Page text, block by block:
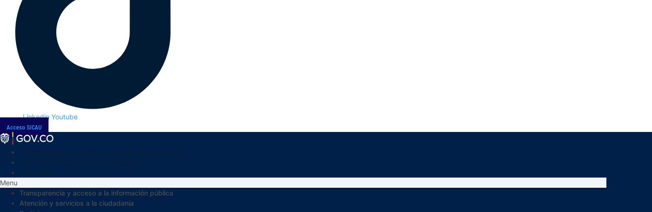
Linkedin Youtube
Acceso SICAU
Menu
Transparencia y acceso a la información pública
Atención y servicios a la ciudadanía